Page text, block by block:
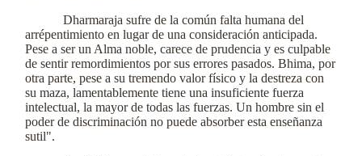
Dharmaraja sufre de la común falta humana del
arrépentimiento en lugar de una consideración anticipada.
Pese a ser un Alma noble, carece de prudencia y es culpable
de sentir remordimientos por sus errores pasados. Bhima, por
otra parte, pese a su tremendo valor físico y la destreza con
su maza, lamentablemente tiene una insuficiente fuerza
intelectual, la mayor de todas las fuerzas. Un hombre sin el
poder de discriminación no puede absorber esta enseñanza
sutil".